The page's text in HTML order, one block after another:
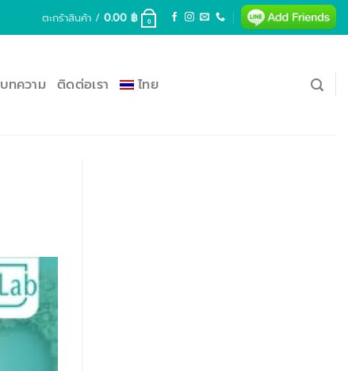
ตะกร้าสินค้า /0.00฿ 0
บทความ ติดต่อเรา ไทย